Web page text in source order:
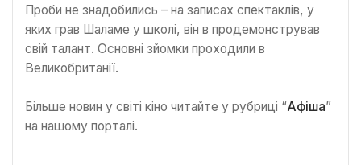
Проби не знадобились – на записах спектаклів, у
яких грав Шаламе у школі, він в продемонстрував
свій талант. Основні зйомки проходили в
Великобританії.
Більше новин у світі кіно читайте у рубриці “Афіша”
на нашому порталі.